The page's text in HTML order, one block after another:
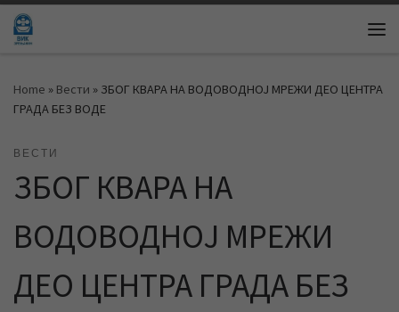
Skip to content
Home » Вести » ЗБОГ КВАРА НА ВОДОВОДНОЈ МРЕЖИ ДЕО ЦЕНТРА
ГРАДА БЕЗ ВОДЕ
ВЕСТИ
ЗБОГ КВАРА НА
ВОДОВОДНОЈ МРЕЖИ
ДЕО ЦЕНТРА ГРАДА БЕЗ